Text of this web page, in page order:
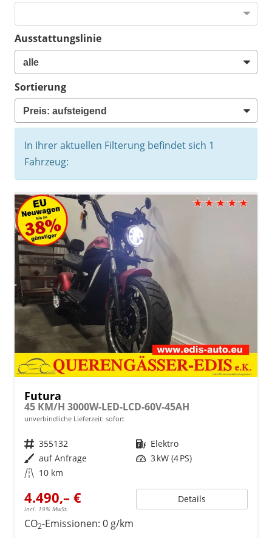
Ausstattungslinie
Sortierung
In Ihrer aktuellen Filterung befindet sich 1
Fahrzeug:
Futura
45 KM/H 3000W-LED-LCD-60V-45AH
unverbindliche Lieferzeit: sofort
Fahrzeugnr. 355132 Kraftstoff Elektro
Außenfarbe auf Anfrage Leistung 3 kW (4 PS)
Kilometerstand 10 km
4.490,– €
incl. 19% MwSt.
Details
CO2-Emissionen: 0 g/km